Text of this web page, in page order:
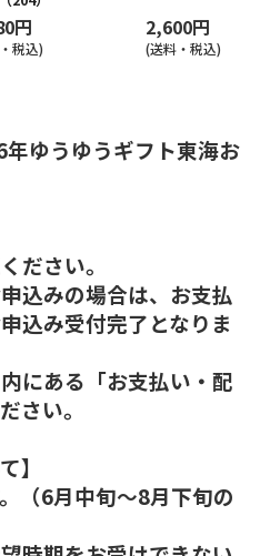
円
税込)
2,600円
(送料・税込)
ゆうゆうギフト東海お
ださい。
込みの場合は、お支払
込み受付完了となりま
にある「お支払い・配
さい。
】
（6月中旬～8月下旬の